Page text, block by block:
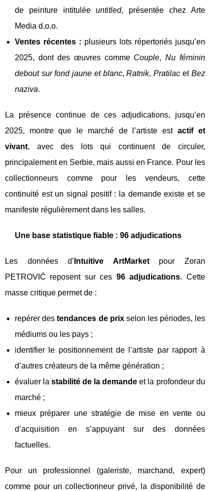
de peinture intituléeuntitled, présentée chez Arte
Media d.o.o.
Ventes récentes : plusieurs lots répertoriés jusqu’en
2025, dont des œuvres comme Couple, Nu féminin
debout sur fond jaune et blanc,Ratnik,Pratilac et Bez
naziva.
La présence continue de ces adjudications, jusqu’en
2025, montre que le marché de l’artiste est actif et
vivant, avec des lots qui continuent de circuler,
principalement en Serbie, mais aussi en France. Pour les
collectionneurs comme pour les vendeurs, cette
continuité est un signal positif : la demande existe et se
manifeste régulièrement dans les salles.
Une base statistique fiable : 96 adjudications
Les données d’ Intuitive ArtMarketpour Zoran
PETROVIĆ reposent sur ces 96 adjudications. Cette
masse critique permet de :
repérer destendances de prixselon les périodes, les
médiums ou les pays ;
identifier le positionnement de l’artiste par rapport à
d’autres créateurs de la même génération ;
évaluer lastabilité de la demande et la profondeur du
marché ;
mieux préparer une stratégie de mise en vente ou
d’acquisition en s’appuyant sur des données
factuelles.
Pour un professionnel (galeriste, marchand, expert)
comme pour un collectionneur privé, la disponibilité de